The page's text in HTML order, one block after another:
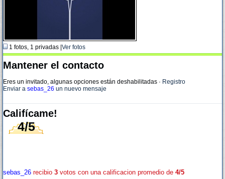
1 fotos, 1 privadas | Ver fotos
Mantener el contacto
Eres un invitado, algunas opciones están deshabilitadas · Registro
Enviar a sebas_26 un nuevo mensaje
Califícame!
4/5
sebas_26 recibio 3 votos con una calificacion promedio de 4/5